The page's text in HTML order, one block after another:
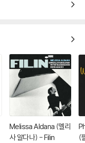
Melissa Aldana (멜리
사 알다나) - Filin
(